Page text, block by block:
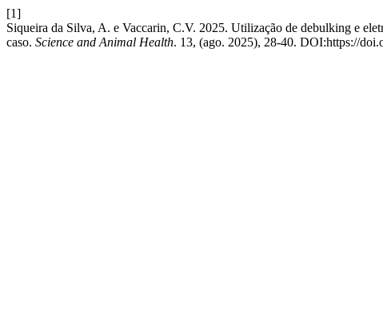
[1]
Siqueira da Silva, A. e Vaccarin, C.V. 2025. Utilização de debulking e
caso. Science and Animal Health. 13, (ago. 2025), 28-40. DOI:https://